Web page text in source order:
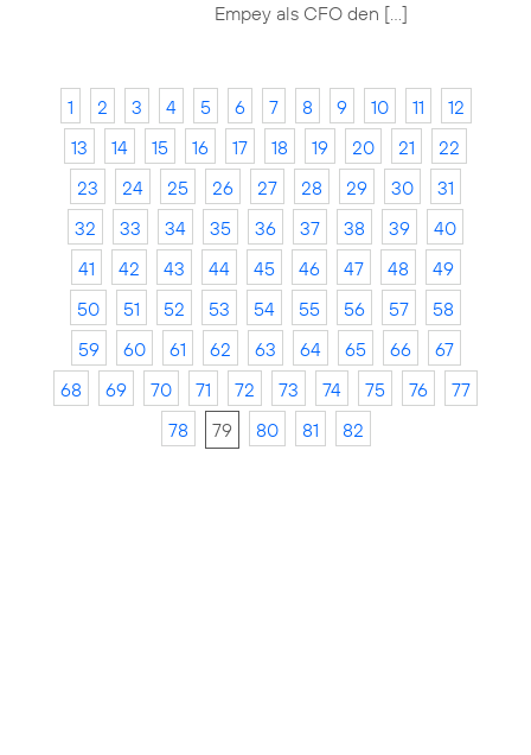
Empey als CFO den […]
1 2 3 4 5 6 7 8 9 10 11
12
13
14 15 16 17 18 19 20 21
22
23
24 25 26 27 28 29 30
31
32
33 34 35 36 37 38 39
40
41
42 43 44 45 46 47 48
49
50
51 52 53 54 55 56 57
58
59
60 61 62 63 64 65 66
67
68
69 70 71 72 73 74 75 76
77
78
79 80 81 82